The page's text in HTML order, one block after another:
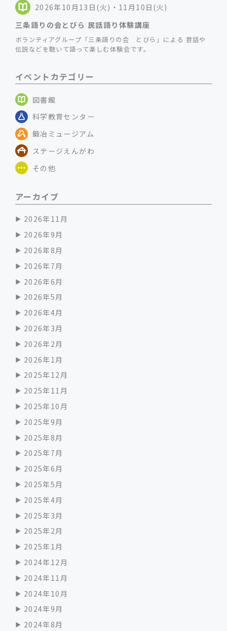
2026年10月13日(火)・11月10日(火)
三条語りの会とびら 民話語り体験講座
ボランティアグループ「三条語りの会 とびら」による 昔話や
伝説などを聴いて語って楽しむ体験会です。
イベントカテゴリー
図書館
科学教育センター
鍛冶ミュージアム
ステージえんがわ
その他
アーカイブ
2026年11月
2026年9月
2026年8月
2026年7月
2026年6月
2026年5月
2026年4月
2026年3月
2026年2月
2026年1月
2025年12月
2025年11月
2025年10月
2025年9月
2025年8月
2025年7月
2025年6月
2025年5月
2025年4月
2025年3月
2025年2月
2025年1月
2024年12月
2024年11月
2024年10月
2024年9月
2024年8月